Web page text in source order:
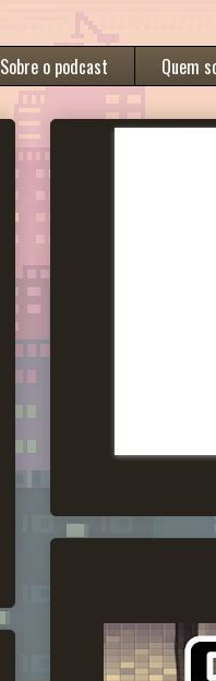
Sobre o podcast Quem